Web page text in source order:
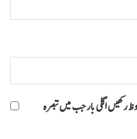
رکھیں اگلی بار جب میں تبصرہ